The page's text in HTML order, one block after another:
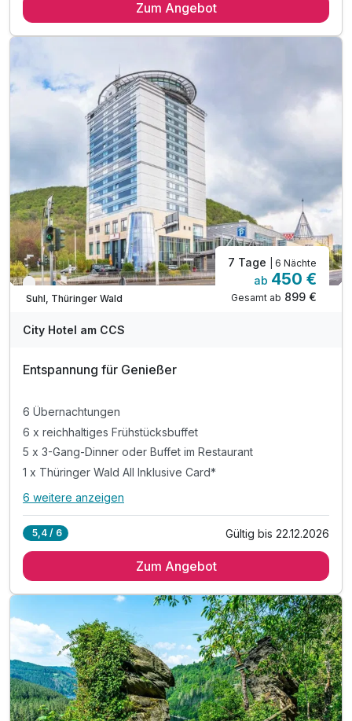
5 x reichhaltiges Frühstücksbuffet
* Eintritt in das H2Oberhof Wellness & Erlebnisbad
* Eintritt in das SAALEMAXX Erlebnisbad
* Fahrt mit der Sommerrodelbahn Ruhla
* Fahrt mit der Thüringer Bergbahn
* und vieles mehr!
Zum Angebot
Verfügbar bis Dezember
Suhl, Thüringer Wald
7 Tage | 6 Nächte
ab 450 €
Gesamt ab 899 €
City Hotel am CCS
Entspannung für Genießer
6 Übernachtungen
6 x reichhaltiges Frühstücksbuffet
5 x 3-Gang-Dinner oder Buffet im Restaurant
1 x Thüringer Wald All Inklusive Card*
Alle Inklusivleistungen
6 x reichhaltiges Frühstücksbuffet
1 x Thüringer Wald All Inklusive Card*
* Eintritt in das H2Oberhof Wellness & Erlebnisbad
* Eintritt in das SAALEMAXX Erlebnisbad
* Fahrt mit der Sommerrodelbahn Ruhla
* Fahrt mit der Thüringer Bergbahn
* und vieles mehr!
6 weitere anzeigen
5,4 / 6 Gültig bis 22.12.2026
Zum Angebot